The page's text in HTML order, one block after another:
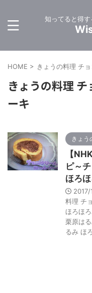
知ってると得す
HOME > きょうの料理 チ
きょうの料理
ーキ
きょう
【
ピ～
ほろ
料理 チ
ほろほ
栗原は
るみ ほ